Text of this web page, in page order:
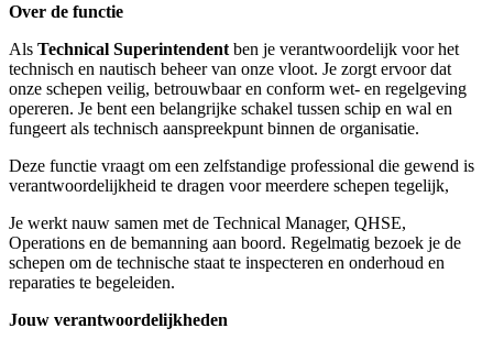
Over de functie
Als Technical Superintendent ben je verantwoordelijk voor het
technisch en nautisch beheer van onze vloot. Je zorgt ervoor dat
onze schepen veilig, betrouwbaar en conform wet- en regelgeving
opereren. Je bent een belangrijke schakel tussen schip en wal en
fungeert als technisch aanspreekpunt binnen de organisatie.
Deze functie vraagt om een zelfstandige professional die gewend is
verantwoordelijkheid te dragen voor meerdere schepen tegelijk,
Je werkt nauw samen met de Technical Manager, QHSE,
Operations en de bemanning aan boord. Regelmatig bezoek je de
schepen om de technische staat te inspecteren en onderhoud en
reparaties te begeleiden.
Jouw verantwoordelijkheden